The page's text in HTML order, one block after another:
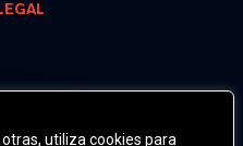
utiliza cookies para